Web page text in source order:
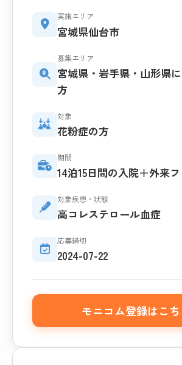
実施エリア
宮城県仙台市
募集エリア
宮城県・岩手県・山形県
方
対象
花粉症の方
期間
14泊15日間の入院＋外来
対象疾患・状態
高コレステロール血症
応募締切
2024-07-22
モニコム登録はこち